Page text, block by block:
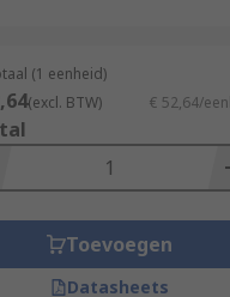
(1 eenheid)
(excl. BTW) € 52,64/
Toevoegen
Datasheets